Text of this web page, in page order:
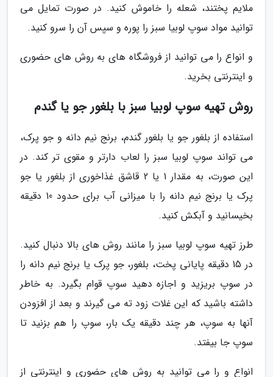
ملایم پختند، شعله را خاموش کنید. در صورت تمایل می
توانید مواد سوپ لوبیا سبز را پوره و سپس آن را سرو کنید.
و انواع را می توانید از فروشگاه های به روش های حضوری
و اینترنتی بخرید.
روش تهیه سوپ لوبیا سبز با بلغور جو یا گندم
استفاده از بلغور جو یا بلغور گندم، برنج نیم دانه و جو پرک،
می تواند سوپ لوبیا سبز را لعاب دارتر و مقوی تر کند. در
این صورت، به مقدار 1 یا 2 قاشق غذاخوری از بلغور یا جو
پرک یا برنج نیم دانه را با میزانی آب برای حدود 10 دقیقه
بخیسانید و آبکش کنید.
طرز تهیه سوپ لوبیا سبز را مانند روش های بالا دنبال کنید.
در 15 دقیقه پایانی پخت، بلغور، جو پرک یا برنج نیم دانه را
در سوپ بریزید و اجازه دهید سوپ قوام بگیرد. به خاطر
داشته باشید که این غلات زود ته می گیرند و بعد از افزودن
آنها به سوپ، هر چند دقیقه یک بار، سوپ را هم بزنید تا
سوپ جا بیفتد.
انواع و را می توانید به روش های حضوری و اینترنتی از